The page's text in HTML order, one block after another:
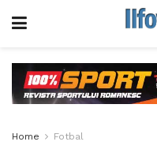
Home Fotbal